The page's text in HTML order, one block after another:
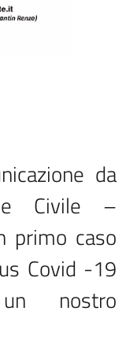
da
Civile –
primo caso
Covid -19
nostro